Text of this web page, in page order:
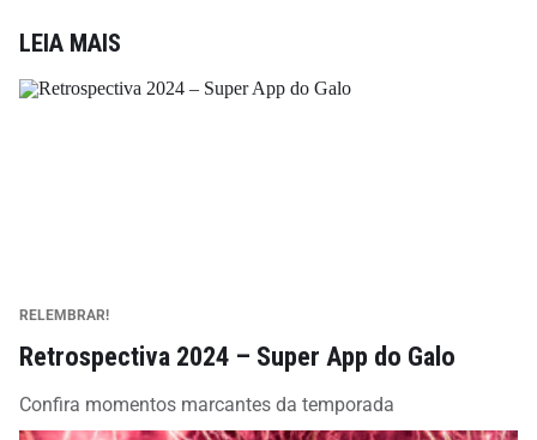
LEIA MAIS
RELEMBRAR!
Retrospectiva 2024 – Super App do Galo
Confira momentos marcantes da temporada